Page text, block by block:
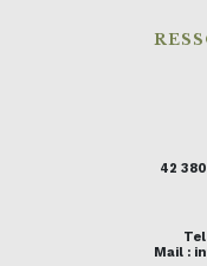
42
Mail :